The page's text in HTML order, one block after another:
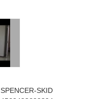
SPENCER-SKID